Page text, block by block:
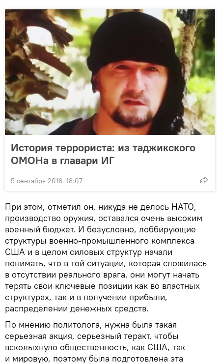
История террориста: из таджикского
ОМОНа в главари ИГ
5 сентября 2016, 18:07
При этом, отметил он, никуда не делось НАТО,
производство оружия, оставался очень высоким
военный бюджет. И безусловно, лоббирующие
структуры военно-промышленного комплекса
США и в целом силовых структур начали
понимать, что в той ситуации, которая сложилась
в отсутствии реального врага, они могут начать
терять свои ключевые позиции как во властных
структурах, так и в получении прибыли,
распределении денежных средств.
По мнению политолога, нужна была такая
серьезная акция, серьезный теракт, чтобы
всколыхнуло общественность, как США, так
и мировую, поэтому была подготовлена эта